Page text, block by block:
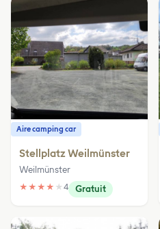
Aire camping car
Stellplatz Weilmünster
Weilmünster
★ ★ ★ ★ ★ 4 Gratuit